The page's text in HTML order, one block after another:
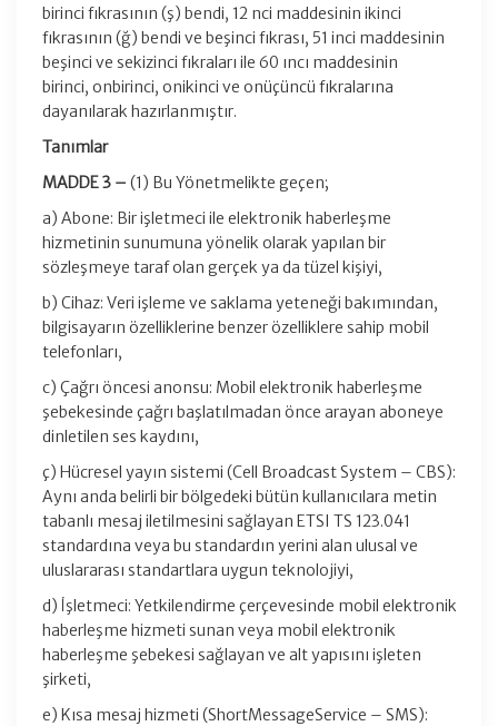
birinci fıkrasının (ş) bendi, 12 nci maddesinin ikinci
fıkrasının (ğ) bendi ve beşinci fıkrası, 51 inci maddesinin
beşinci ve sekizinci fıkraları ile 60 ıncı maddesinin
birinci, onbirinci, onikinci ve onüçüncü fıkralarına
dayanılarak hazırlanmıştır.
Tanımlar
MADDE 3 – (1) Bu Yönetmelikte geçen;
a) Abone: Bir işletmeci ile elektronik haberleşme
hizmetinin sunumuna yönelik olarak yapılan bir
sözleşmeye taraf olan gerçek ya da tüzel kişiyi,
b) Cihaz: Veri işleme ve saklama yeteneği bakımından,
bilgisayarın özelliklerine benzer özelliklere sahip mobil
telefonları,
c) Çağrı öncesi anonsu: Mobil elektronik haberleşme
şebekesinde çağrı başlatılmadan önce arayan aboneye
dinletilen ses kaydını,
ç) Hücresel yayın sistemi (Cell Broadcast System – CBS):
Aynı anda belirli bir bölgedeki bütün kullanıcılara metin
tabanlı mesaj iletilmesini sağlayan ETSI TS 123.041
standardına veya bu standardın yerini alan ulusal ve
uluslararası standartlara uygun teknolojiyi,
d) İşletmeci: Yetkilendirme çerçevesinde mobil elektronik
haberleşme hizmeti sunan veya mobil elektronik
haberleşme şebekesi sağlayan ve alt yapısını işleten
şirketi,
e) Kısa mesaj hizmeti (ShortMessageService – SMS):